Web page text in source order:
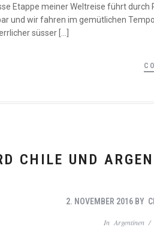
Etappe meiner Weltreise führt
und wir fahren im gemütlichen
süsser […]
CHILE UND
2. NOVEMBER 2016 BY
InArgentinen /